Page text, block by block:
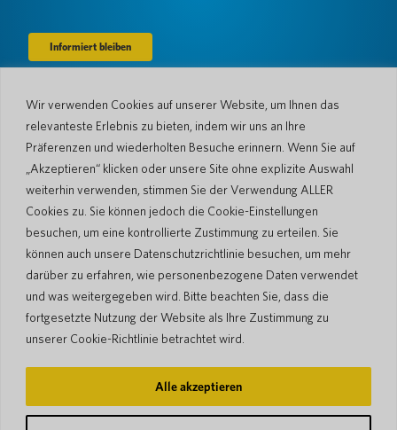
Wir verwenden Cookies auf unserer Website, um Ihnen das
relevanteste Erlebnis zu bieten, indem wir uns an Ihre
Präferenzen und wiederholten Besuche erinnern. Wenn Sie auf
„Akzeptieren“ klicken oder unsere Site ohne explizite Auswahl
weiterhin verwenden, stimmen Sie der Verwendung ALLER
Cookies zu. Sie können jedoch die Cookie-Einstellungen
besuchen, um eine kontrollierte Zustimmung zu erteilen. Sie
können auch unsere Datenschutzrichtlinie besuchen, um mehr
darüber zu erfahren, wie personenbezogene Daten verwendet
und was weitergegeben wird. Bitte beachten Sie, dass die
fortgesetzte Nutzung der Website als Ihre Zustimmung zu
unserer Cookie-Richtlinie betrachtet wird.
Alle akzeptieren
Unternehmen
Über uns
Sprachen & Länder
Der Blog
Nachrichtenraum
#AllSpokenHere
Unterstützung
Kundendienst
Rückgabebedingungen
Versandrichtlinien
Eingeschränkte Garantie
Pocketalk-Sicherheit
Kontaktieren Sie uns
Geschäftsverkäufe
Cookie-Richtlinie
Datenschutzerklärung